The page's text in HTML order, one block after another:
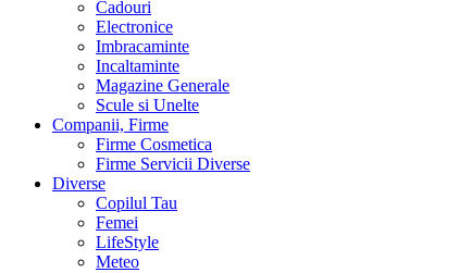
Cadouri
Electronice
Imbracaminte
Incaltaminte
Magazine Generale
Scule si Unelte
Companii, Firme
Firme Cosmetica
Firme Servicii Diverse
Diverse
Copilul Tau
Femei
LifeStyle
Meteo